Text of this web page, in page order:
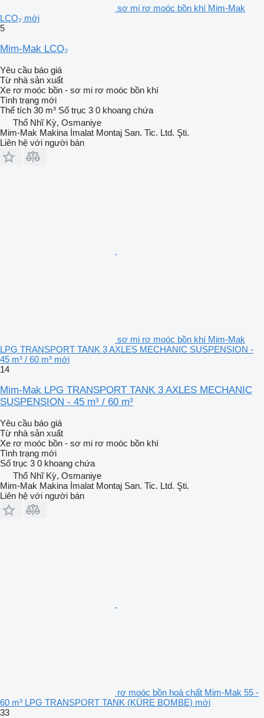
sơ mi rơ moóc bồn khí Mim-Mak
LCO₂ mới
5
Mim-Mak LCO₂
Yêu cầu báo giá
Từ nhà sản xuất
Xe rơ moóc bồn - sơ mi rơ moóc bồn khí
Tình trạng mới
Thể tích 30 m³ Số trục 3 0 khoang chứa
Thổ Nhĩ Kỳ, Osmaniye
Mim-Mak Makina İmalat Montaj San. Tic. Ltd. Şti.
Liên hệ với người bán
sơ mi rơ moóc bồn khí Mim-Mak
LPG TRANSPORT TANK 3 AXLES MECHANIC SUSPENSION -
45 m³ / 60 m³ mới
14
Mim-Mak LPG TRANSPORT TANK 3 AXLES MECHANIC
SUSPENSION - 45 m³ / 60 m³
Yêu cầu báo giá
Từ nhà sản xuất
Xe rơ moóc bồn - sơ mi rơ moóc bồn khí
Tình trạng mới
Số trục 3 0 khoang chứa
Thổ Nhĩ Kỳ, Osmaniye
Mim-Mak Makina İmalat Montaj San. Tic. Ltd. Şti.
Liên hệ với người bán
rơ moóc bồn hoá chất Mim-Mak 55 -
60 m³ LPG TRANSPORT TANK (KÜRE BOMBE) mới
33